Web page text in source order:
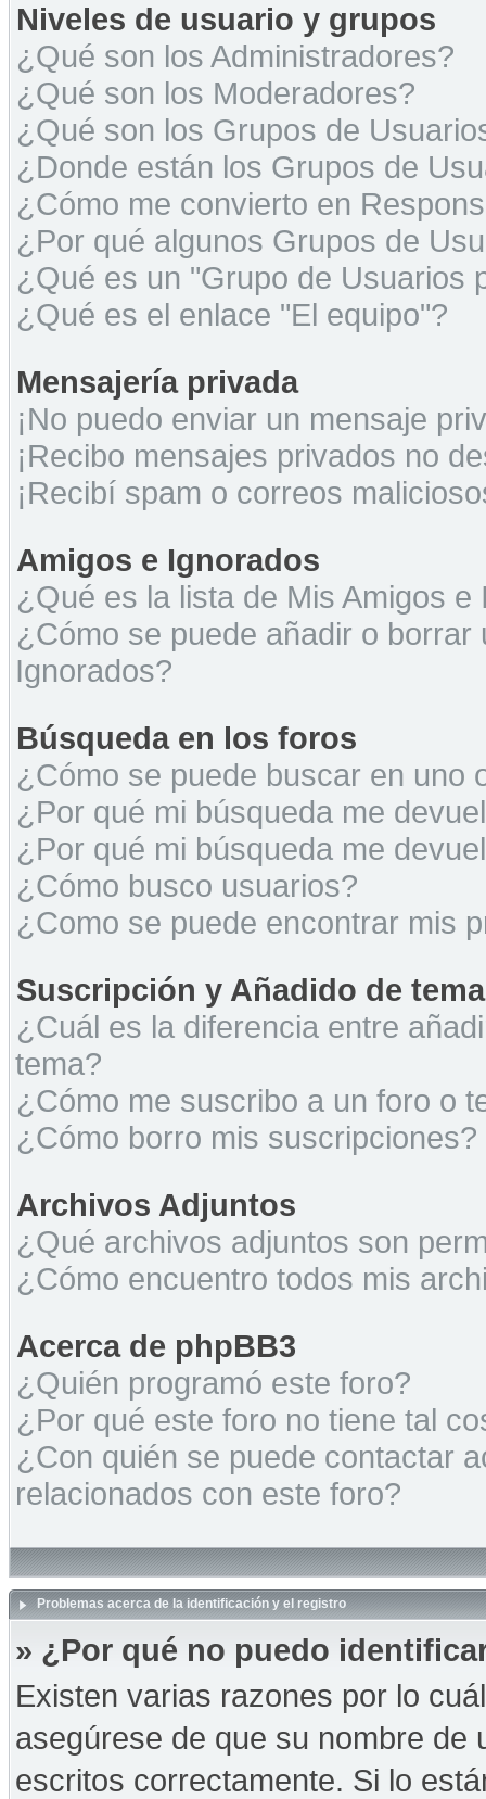
Niveles de usuario y grupos
¿Qué son los Administradores?
¿Qué son los Moderadores?
¿Qué son los Grupos de
¿Donde están los Grupos de
¿Cómo me convierto en
¿Por qué algunos Grupos de
¿Qué es un "Grupo de Usuarios
¿Qué es el enlace "El equipo"?
Mensajería privada
¡No puedo enviar un mensaje
¡Recibo mensajes privados no
¡Recibí spam o correos
Amigos e Ignorados
¿Qué es la lista de Mis Amigos e
¿Cómo se puede añadir o
Ignorados?
Búsqueda en los foros
¿Cómo se puede buscar en uno
¿Por qué mi búsqueda me
¿Por qué mi búsqueda me
¿Cómo busco usuarios?
¿Como se puede encontrar mis
Suscripción y Añadido de
¿Cuál es la diferencia entre
tema?
¿Cómo me suscribo a un foro o
¿Cómo borro mis suscripciones?
Archivos Adjuntos
¿Qué archivos adjuntos son
¿Cómo encuentro todos mis
Acerca de phpBB3
¿Quién programó este foro?
¿Por qué este foro no tiene tal
¿Con quién se puede contactar
relacionados con este foro?
Problemas acerca de la identificación y el registro
» ¿Por qué no puedo
Existen varias razones por lo
asegúrese de que su nombre
escritos correctamente. Si lo